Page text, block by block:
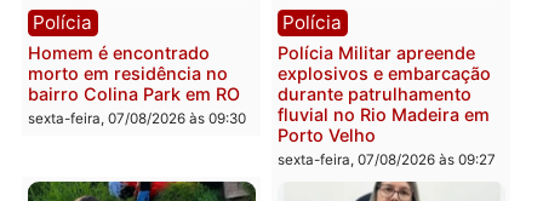
Polícia
Casal é preso pela PRF
com mais de 72 quilos de
sexta-feira, 07/08/2026 às 09:38
Polícia
Polícia Civil deflagra
operação contra facção
criminosa que atacava
provedores de internet
Rondônia